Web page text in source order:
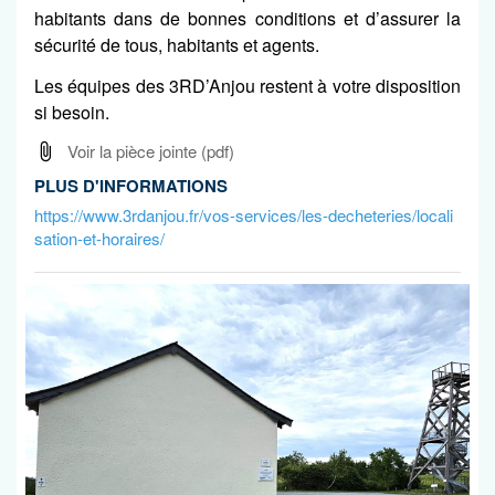
habitants dans de bonnes conditions et d’assurer la
sécurité de tous, habitants et agents.
Les équipes des 3RD’Anjou restent à votre disposition
si besoin.
Voir la pièce jointe (pdf)
PLUS D'INFORMATIONS
https://www.3rdanjou.fr/vos-services/les-decheteries/locali
sation-et-horaires/